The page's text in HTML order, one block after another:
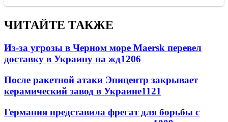
ЧИТАЙТЕ ТАКЖЕ
Из-за угрозы в Черном море Maersk перевел
доставку в Украину на жд1206
После ракетной атаки Эпицентр закрывает
керамический завод в Украине1121
Германия представила фрегат для борьбы с